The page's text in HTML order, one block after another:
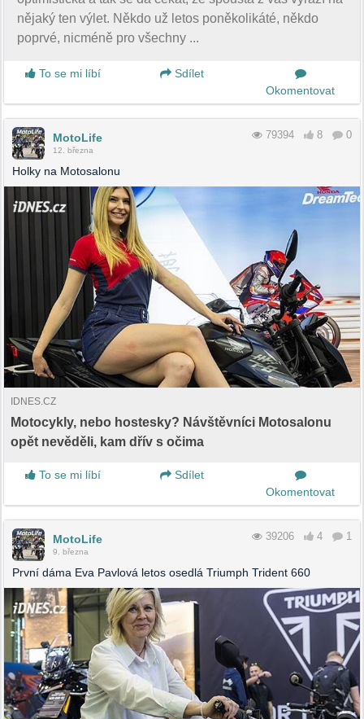
nějaký ten výlet. Někdo už letos poněkolikáté, někdo
poprvé, nicméně pro všechny ...
To se mi líbí
Sdílet
Okomentovat
MotoLife
12. března
79394 8 0
Holky na Motosalonu
IDNES.CZ
Motocykly, nebo hostesky? Návštěvníci Motosalonu
opět nevěděli, kam dřív s očima
To se mi líbí
Sdílet
Okomentovat
MotoLife
9. března
39206 4 1
První dáma Eva Pavlová letos osedlá Triumph Trident 660